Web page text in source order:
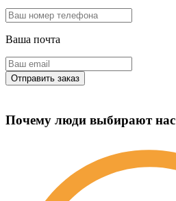
Ваша почта
Почему люди выбирают нас